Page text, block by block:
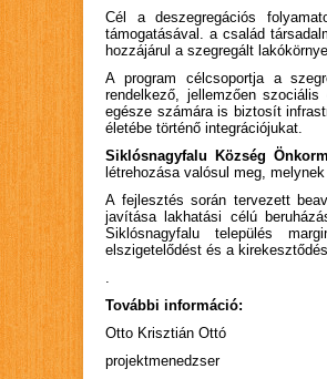
Cél a deszegregációs
támogatásával. a család
hozzájárul a szegregált
A program célcsoportja a
rendelkező, jellemzően
egésze számára is biztosít
életébe történő integrációjukat.
Siklósnagyfalu Község
létrehozása valósul meg,
A fejlesztés során tervezett
javítása lakhatási célú
Siklósnagyfalu település
elszigetelődést és a
.
További információ:
Otto Krisztián Ottó
projektmenedzser